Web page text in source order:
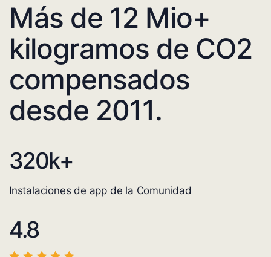
Más de 12 Mio+
kilogramos de CO2
compensados
desde 2011.
320k+
Instalaciones de app de la Comunidad
4.8